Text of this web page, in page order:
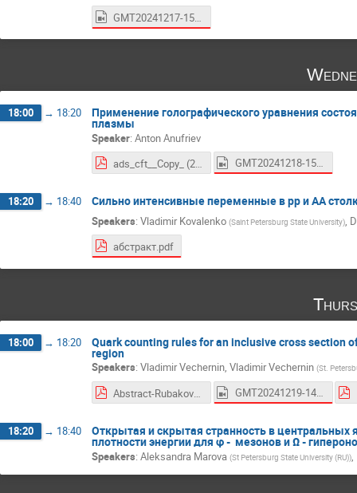
GMT20241217-153356_Recording_1920x1080.mp4
18:00 → 18:20 Применение голографического уравнения
плазмы
Speaker: Anton Anufriev
GMT20241218-150054_Recording_2880x1800.mp4
18:20 → 18:40 Сильно интенсивные переменные в pp и AA
Speakers: Vladimir Kovalenko (Saint Petersburg State University),
абстракт.pdf
18:00 → 18:20 Quark counting rules for an inclusive cross section
region
Speakers: Vladimir Vechernin, Vladimir Vechernin (St.
Abstract-Rubakov-25.pdf GMT20241219-145556_Recording_1920x1080.mp4
18:20 → 18:40 Открытая и скрытая странность в
плотности энергии для φ - мезонов и Ω -
Speakers: Aleksandra Marova (St Petersburg State University (RU))